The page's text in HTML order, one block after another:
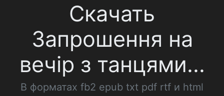
Скачать
Запрошення на
вечір з танцями...
В форматах fb2 epub txt pdf rtf и html